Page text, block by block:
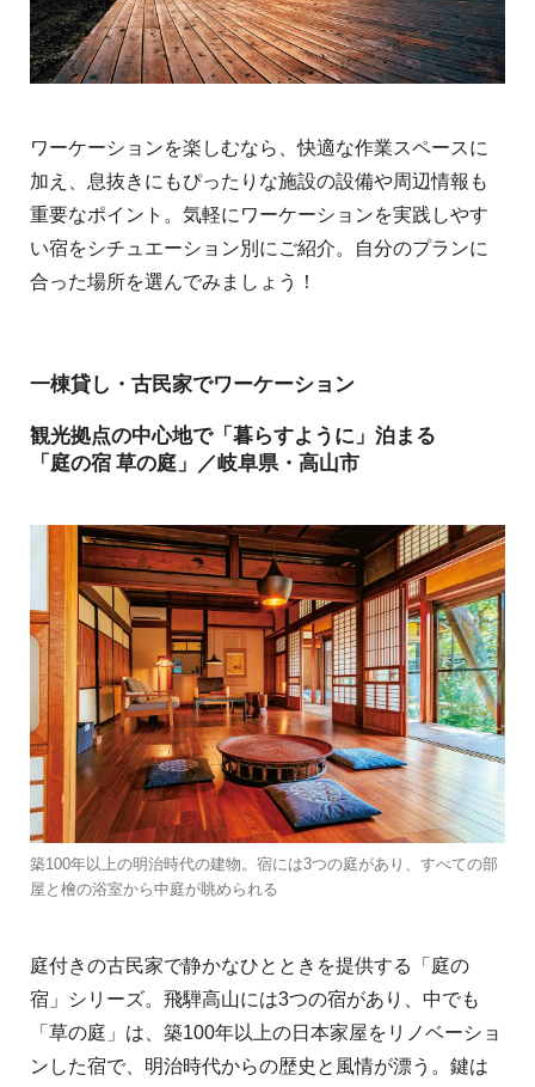
ワーケーションを楽しむなら、快適な作業スペースに
加え、息抜きにもぴったりな施設の設備や周辺情報も
重要なポイント。気軽にワーケーションを実践しやす
い宿をシチュエーション別にご紹介。自分のプランに
合った場所を選んでみましょう！
一棟貸し・古民家でワーケーション
観光拠点の中心地で「暮らすように」泊まる
「庭の宿 草の庭」／岐阜県・高山市
築100年以上の明治時代の建物。宿には3つの庭があり、すべての部
屋と檜の浴室から中庭が眺められる
庭付きの古民家で静かなひとときを提供する「庭の
宿」シリーズ。飛騨高山には3つの宿があり、中でも
「草の庭」は、築100年以上の日本家屋をリノベーショ
ンした宿で、明治時代からの歴史と風情が漂う。鍵は